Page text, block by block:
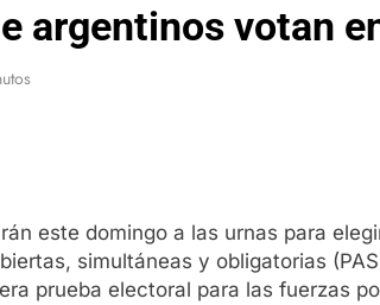
argentinos votan
este domingo a las urnas para
simultáneas y obligatorias
prueba electoral para las fuerzas